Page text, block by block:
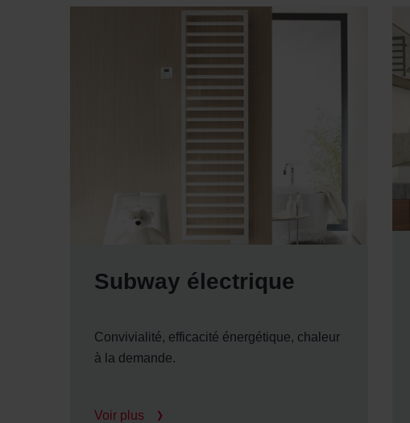
Subway électrique
Convivialité, efficacité énergétique, chaleur
à la demande.
Voir plus